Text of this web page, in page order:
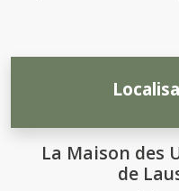
La Maison des
de